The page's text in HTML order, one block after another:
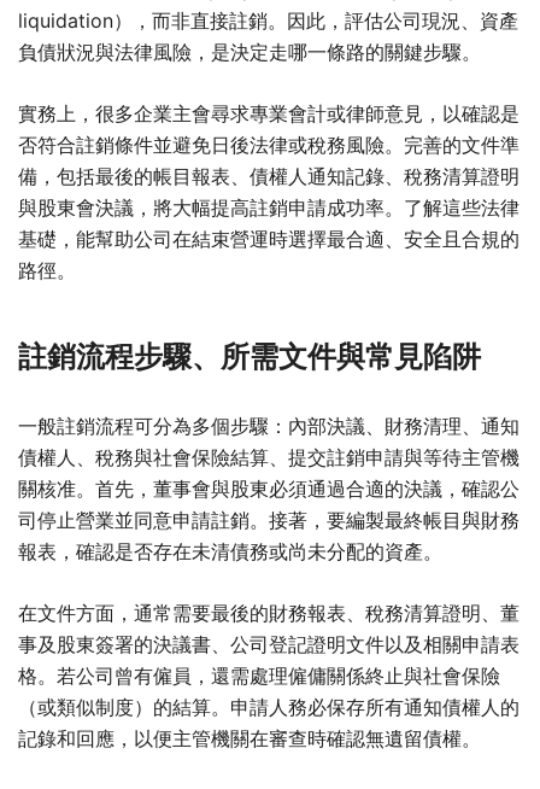
liquidation），而非直接註銷。因此，評估公司現況、資產
負債狀況與法律風險，是決定走哪一條路的關鍵步驟。
實務上，很多企業主會尋求專業會計或律師意見，以確認是
否符合註銷條件並避免日後法律或稅務風險。完善的文件準
備，包括最後的帳目報表、債權人通知記錄、稅務清算證明
與股東會決議，將大幅提高註銷申請成功率。了解這些法律
基礎，能幫助公司在結束營運時選擇最合適、安全且合規的
路徑。
註銷流程步驟、所需文件與常見陷阱
一般註銷流程可分為多個步驟：內部決議、財務清理、通知
債權人、稅務與社會保險結算、提交註銷申請與等待主管機
關核准。首先，董事會與股東必須通過合適的決議，確認公
司停止營業並同意申請註銷。接著，要編製最終帳目與財務
報表，確認是否存在未清債務或尚未分配的資產。
在文件方面，通常需要最後的財務報表、稅務清算證明、董
事及股東簽署的決議書、公司登記證明文件以及相關申請表
格。若公司曾有僱員，還需處理僱傭關係終止與社會保險
（或類似制度）的結算。申請人務必保存所有通知債權人的
記錄和回應，以便主管機關在審查時確認無遺留債權。